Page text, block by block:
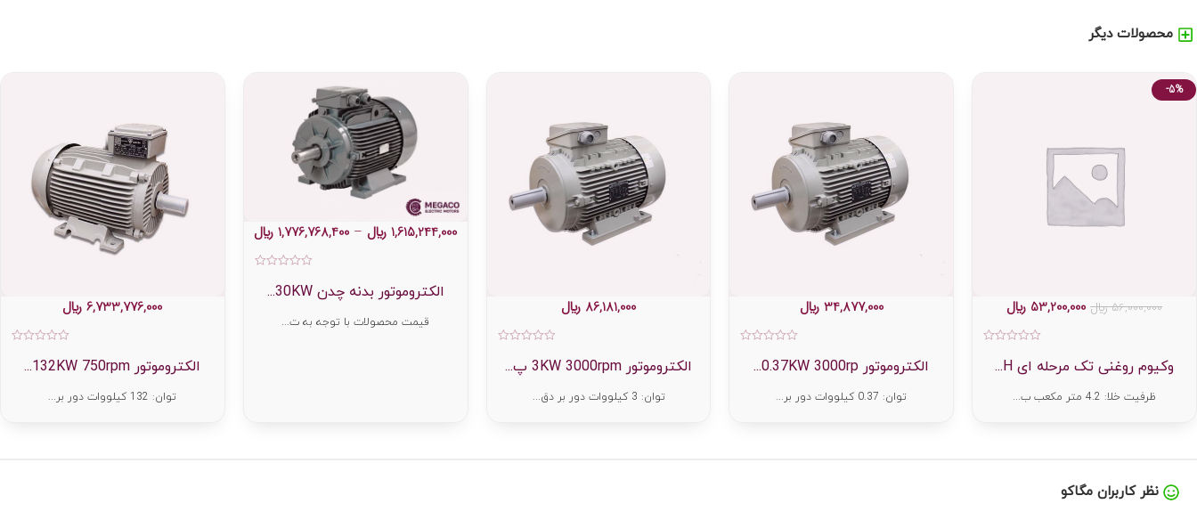
محصولات دیگر
-5%
وکیوم روغنی تک مرحله ای H...
56,000,000﷼ 53,200,000 ﷼
ظرفیت خلا: 4.2 متر مکعب ب...
الکتروموتور 0.37KW 3000rp...
34,877,000 ﷼
توان: 0.37 کیلووات دور بر...
الکتروموتور 3KW 3000rpm پ...
86,181,000 ﷼
توان: 3 کیلووات دور بر دق...
الکتروموتور بدنه چدن 30KW...
1,615,244,000 ﷼ –
1,776,768,400 ﷼
قیمت محصولات با توجه به ت...
الکتروموتور 132KW 750rpm...
6,733,776,000 ﷼
توان: 132 کیلووات دور بر...
نظر کاربران مگاکو